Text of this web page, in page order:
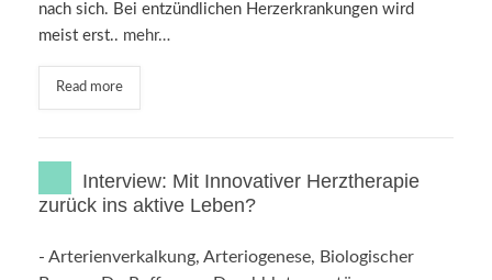
nach sich. Bei entzündlichen Herzerkrankungen wird
meist erst.. mehr…
Read more
Interview: Mit Innovativer Herztherapie
zurück ins aktive Leben?
- Arterienverkalkung, Arteriogenese, Biologischer